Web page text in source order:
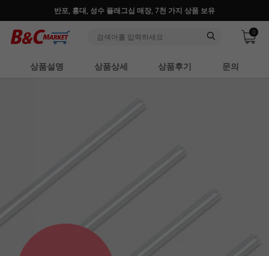
반포, 홍대, 성수 플래그십 매장, 7천 가지 상품 보유
0
상품설명 상품상세 상품후기 문의